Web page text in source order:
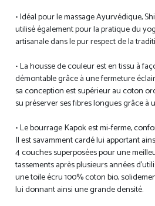
• Idéal pour le massage Ayurvédique,
utilisé également pour la pratique du
artisanale dans le pur respect de la
• La housse de couleur est en tissu à
démontable grâce à une fermeture
sa conception est supérieur au coton
su préserver ses fibres longues grâce à
• Le bourrage Kapok est mi-ferme,
Il est savamment cardé lui apportant
4 couches superposées pour une
tassements après plusieurs années
une toile écru 100% coton bio,
lui donnant ainsi une grande densité.